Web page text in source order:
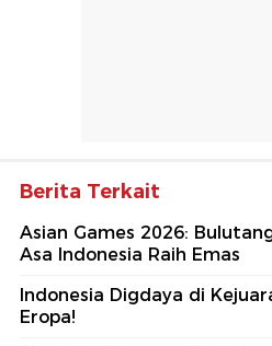
Berita Terkait
Asian Games 2026:
Asa Indonesia Raih Emas
Indonesia Digdaya di
Eropa!